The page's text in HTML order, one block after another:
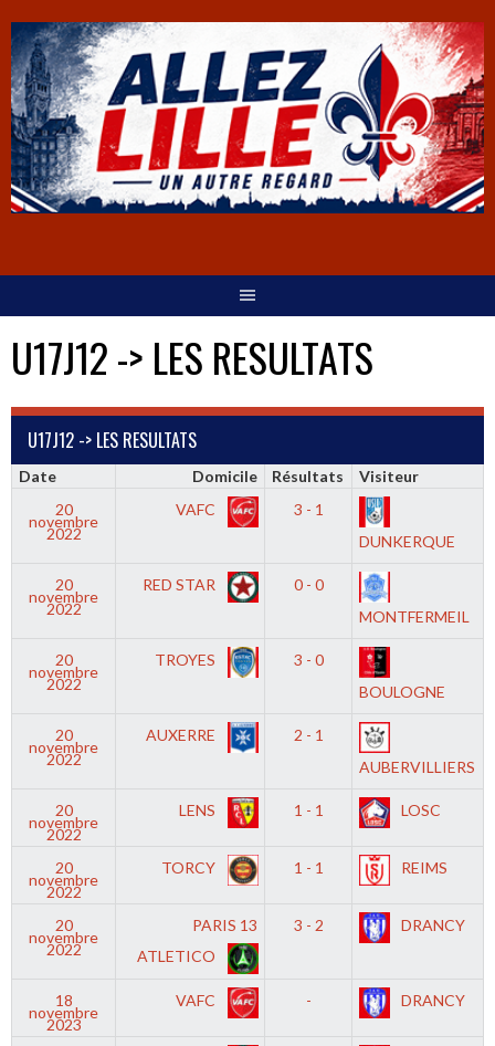
U17J12 -> LES RESULTATS
U17J12 -> LES RESULTATS
Date Domicile Résultats
Visiteur
20
novembre
2022
VAFC
3 - 1
DUNKERQUE
20
novembre
2022
RED STAR
0 - 0
MONTFERMEIL
20
novembre
2022
TROYES
3 - 0
BOULOGNE
20
novembre
2022
AUXERRE
2 - 1
AUBERVILLIERS
20
novembre
2022
LENS 1 - 1 LOSC
20
novembre
2022
TORCY 1 - 1 REIMS
20
novembre
2022
PARIS 13
ATLETICO
3 - 2 DRANCY
18
novembre
2023
VAFC - DRANCY